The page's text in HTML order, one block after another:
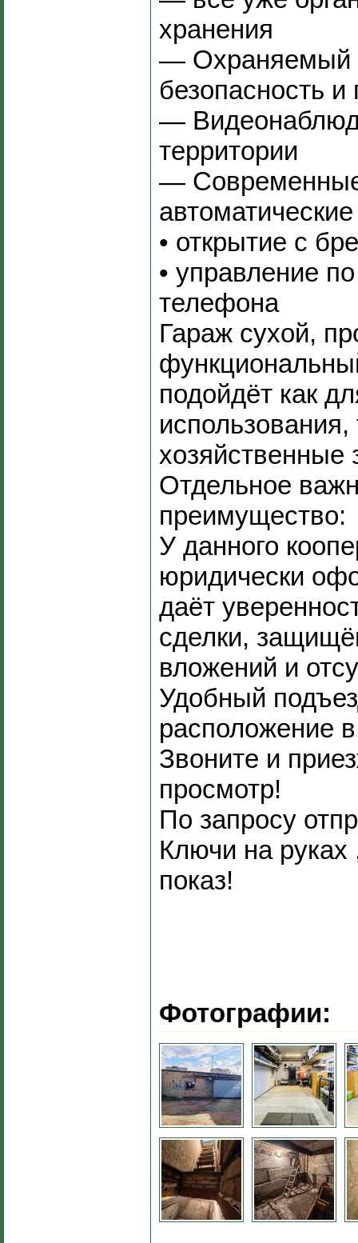
хранения
— Охраняемый
безопасность и
—
территории
—
• открытие с
• управление
телефона
Гараж сухой,
подойдёт как
использования,
хозяйственные
Отдельное
преимущество:
У данного
юридически
даёт
сделки,
вложений и
Удобный
расположение
Звоните и
просмотр!
По запросу
Ключи на
показ!
Фотографии: